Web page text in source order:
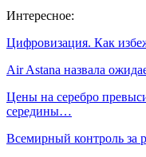
Интересное:
Цифровизация. Как
Air Astana назвала
Цены на серебро
середины…
Всемирный контроль за